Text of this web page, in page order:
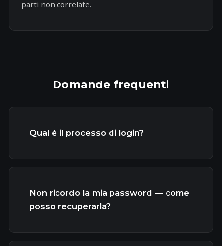
parti non correlate.
Domande frequenti
Qual è il processo di login?
Non ricordo la mia password — come
posso recuperarla?